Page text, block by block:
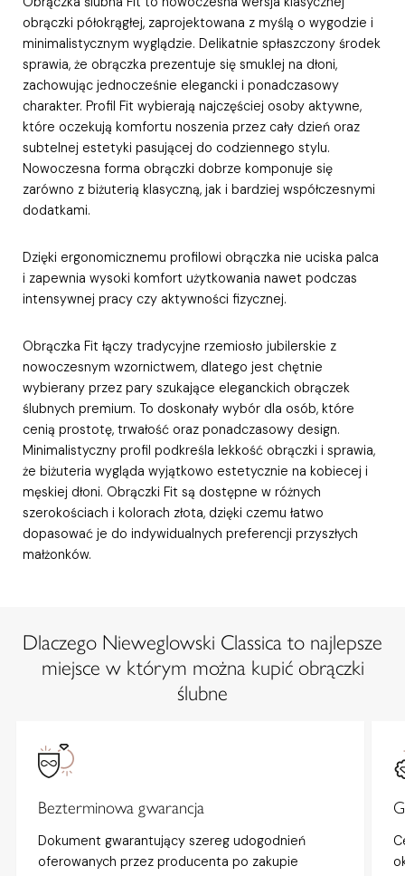
obrączki półokrągłej, zaprojektowana z myślą o wygodzie i
minimalistycznym wyglądzie. Delikatnie spłaszczony środek
sprawia, że obrączka prezentuje się smuklej na dłoni,
zachowując jednocześnie elegancki i ponadczasowy
charakter. Profil Fit wybierają najczęściej osoby aktywne,
które oczekują komfortu noszenia przez cały dzień oraz
subtelnej estetyki pasującej do codziennego stylu.
Nowoczesna forma obrączki dobrze komponuje się
zarówno z biżuterią klasyczną, jak i bardziej współczesnymi
dodatkami.
Dzięki ergonomicznemu profilowi obrączka nie uciska palca
i zapewnia wysoki komfort użytkowania nawet podczas
intensywnej pracy czy aktywności fizycznej.
Obrączka Fit łączy tradycyjne rzemiosło jubilerskie z
nowoczesnym wzornictwem, dlatego jest chętnie
wybierany przez pary szukające eleganckich obrączek
ślubnych premium. To doskonały wybór dla osób, które
cenią prostotę, trwałość oraz ponadczasowy design.
Minimalistyczny profil podkreśla lekkość obrączki i sprawia,
że biżuteria wygląda wyjątkowo estetycznie na kobiecej i
męskiej dłoni. Obrączki Fit są dostępne w różnych
szerokościach i kolorach złota, dzięki czemu łatwo
dopasować je do indywidualnych preferencji przyszłych
małżonków.
Dlaczego Nieweglowski Classica to najlepsze
miejsce w którym można kupić obrączki
ślubne
Bezterminowa gwarancja
Dokument gwarantujący szereg udogodnień
oferowanych przez producenta po zakupie